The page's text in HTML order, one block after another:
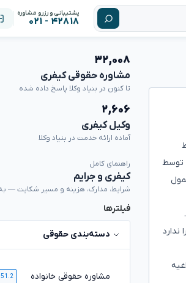
پشتیبانی و رزرو مشاوره
۴۲۸۱۸ - ۰۲۱
توسط
۳۲,۰۰۸
مشاوره حقوقی کیفری
تا کنون در بنیاد وکلا پاسخ داده شده
۲,۶۰۶
وکیل کیفری
آماده ارائه خدمت در بنیاد وکلا
راهنمای کامل
کیفری و جرایم
شرایط، مدارک، هزینه و مسیر شکایت —
فیلترها
دسته‌بندی حقوقی
مشاوره حقوقی خانواده 51.2 هزار